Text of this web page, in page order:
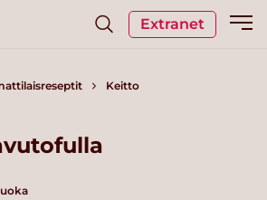
Extranet
Keitto